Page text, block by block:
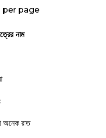
per page
নাম
অনেক রাত